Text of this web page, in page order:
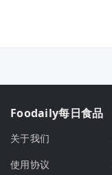
Foodaily每日食品
关于我们
使用协议